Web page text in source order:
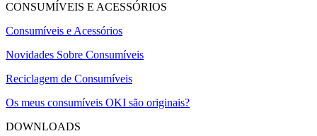
CONSUMÍVEIS E ACESSÓRIOS
Consumíveis e Acessórios
Novidades Sobre Consumíveis
Reciclagem de Consumíveis
Os meus consumíveis OKI são originais?
DOWNLOADS